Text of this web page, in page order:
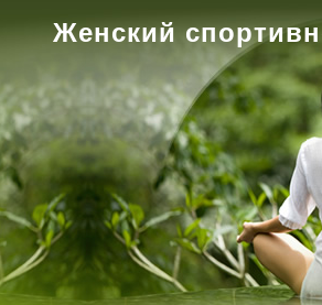
Женский